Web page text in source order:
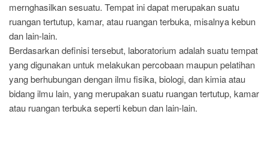
mernghasilkan sesuatu. Tempat ini dapat merupakan suatu
ruangan tertutup, kamar, atau ruangan terbuka, misalnya kebun
dan lain-lain.
Berdasarkan definisi tersebut, laboratorium adalah suatu tempat
yang digunakan untuk melakukan percobaan maupun pelatihan
yang berhubungan dengan ilmu fisika, biologi, dan kimia atau
bidang ilmu lain, yang merupakan suatu ruangan tertutup, kamar
atau ruangan terbuka seperti kebun dan lain-lain.